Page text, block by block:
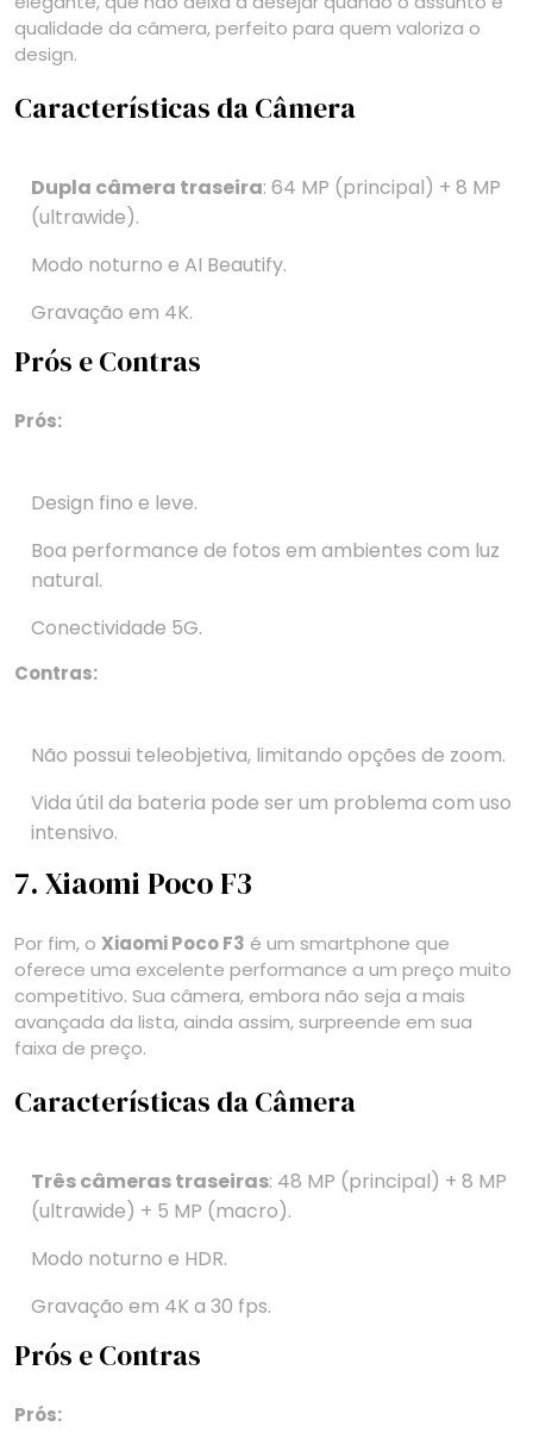
qualidade da câmera, perfeito para quem valoriza o
design.
Características da Câmera
Dupla câmera traseira: 64 MP (principal) + 8 MP
(ultrawide).
Modo noturno e AI Beautify.
Gravação em 4K.
Prós e Contras
Prós:
Design fino e leve.
Boa performance de fotos em ambientes com luz
natural.
Conectividade 5G.
Contras:
Não possui teleobjetiva, limitando opções de zoom.
Vida útil da bateria pode ser um problema com uso
intensivo.
7. Xiaomi Poco F3
Por fim, o Xiaomi Poco F3 é um smartphone que
oferece uma excelente performance a um preço muito
competitivo. Sua câmera, embora não seja a mais
avançada da lista, ainda assim, surpreende em sua
faixa de preço.
Características da Câmera
Três câmeras traseiras: 48 MP (principal) + 8 MP
(ultrawide) + 5 MP (macro).
Modo noturno e HDR.
Gravação em 4K a 30 fps.
Prós e Contras
Prós: